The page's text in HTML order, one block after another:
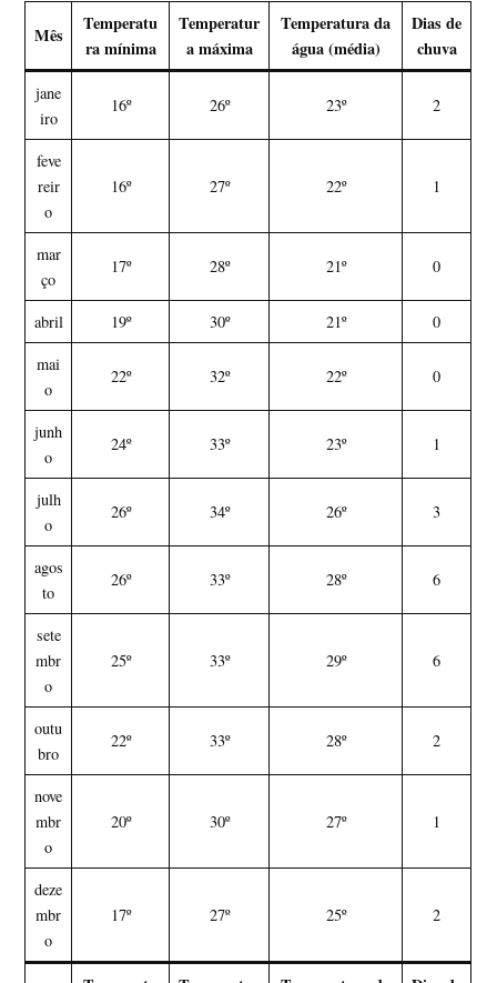
Mês
Temperatu
ra mínima
Temperatur
a máxima
Temperatura da
água (média)
Dias de
chuva
jane
iro
16º 26º 23º 2
feve
reir
o
16º 27º 22º 1
mar
ço
17º 28º 21º 0
abril 19º 30º 21º
0
mai
o
22º 32º 22º 0
junh
o
24º 33º 23º 1
julh
o
26º 34º 26º 3
agos
to
26º 33º 28º 6
sete
mbr
o
25º 33º 29º 6
outu
bro
22º 33º 28º 2
nove
mbr
o
20º 30º 27º 1
deze
mbr
o
17º 27º 25º 2